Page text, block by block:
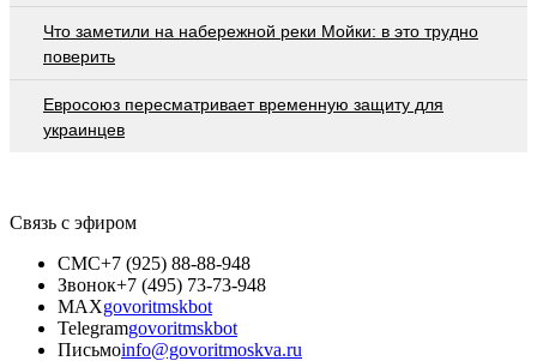
Что заметили на набережной реки Мойки: в это трудно
поверить
Евросоюз пересматривает временную защиту для
украинцев
Связь с эфиром
СМС+7 (925) 88-88-948
Звонок+7 (495) 73-73-948
MAXgovoritmskbot
Telegramgovoritmskbot
Письмоinfo@govoritmoskva.ru